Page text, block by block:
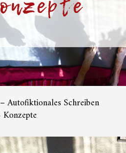
Autofiktionales Schreiben
Konzepte